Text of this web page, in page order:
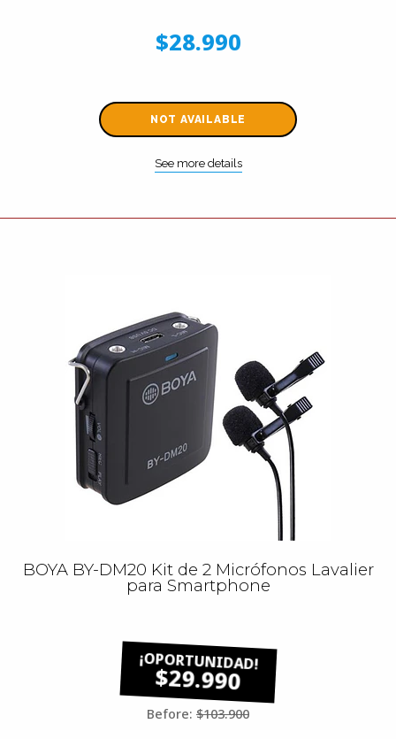
$28.990
NOT AVAILABLE
See more details
BOYA BY-DM20 Kit de 2 Micrófonos Lavalier
para Smartphone
$29.990
Before: $103.900